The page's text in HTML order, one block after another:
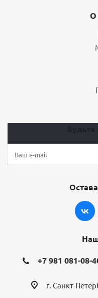
О
+7 981 081-08-
г. Санкт-